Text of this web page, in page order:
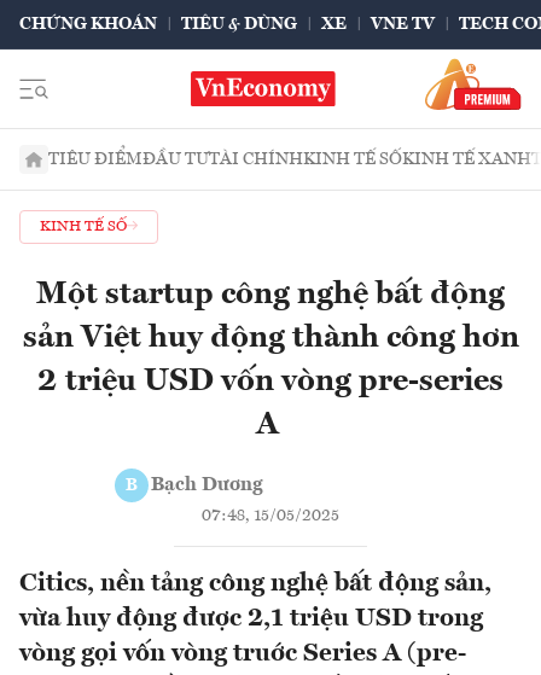
CHỨNG KHOÁN TIÊU & DÙNG XE VNE TV TECH
TIÊU ĐIỂMĐẦU TƯTÀI CHÍNHKINH TẾ SỐKINH TẾ XANH
KINH TẾ SỐ
Một startup công nghệ bất động
sản Việt huy động thành công hơn
2 triệu USD vốn vòng pre-series
A
B Bạch Dương
07:48, 15/05/2025
Citics, nền tảng công nghệ bất động sản,
vừa huy động được 2,1 triệu USD trong
vòng gọi vốn vòng truớc Series A (pre-